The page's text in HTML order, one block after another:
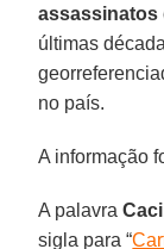
assassinatos
últimas
no país.
A informação
A palavraCaci
sigla para “